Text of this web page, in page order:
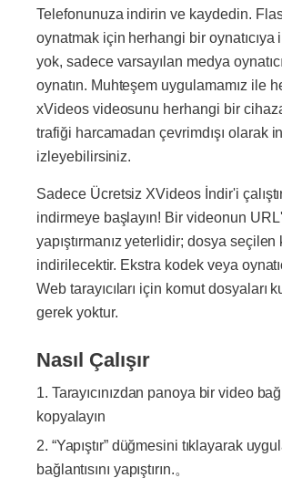
Telefonunuza indirin ve kaydedin.
oynatmak için herhangi bir oynatıcıya
yok, sadece varsayılan medya
oynatın. Muhteşem uygulamamız ile
xVideos videosunu herhangi bir
trafiği harcamadan çevrimdışı olarak
izleyebilirsiniz.
Sadece Ücretsiz XVideos İndir'i
indirmeye başlayın! Bir videonun
yapıştırmanız yeterlidir; dosya seçilen
indirilecektir. Ekstra kodek veya
Web tarayıcıları için komut dosyaları
gerek yoktur.
Nasıl Çalışır
Tarayıcınızdan panoya bir video
kopyalayın
“Yapıştır” düğmesini tıklayarak
bağlantısını yapıştırın.。